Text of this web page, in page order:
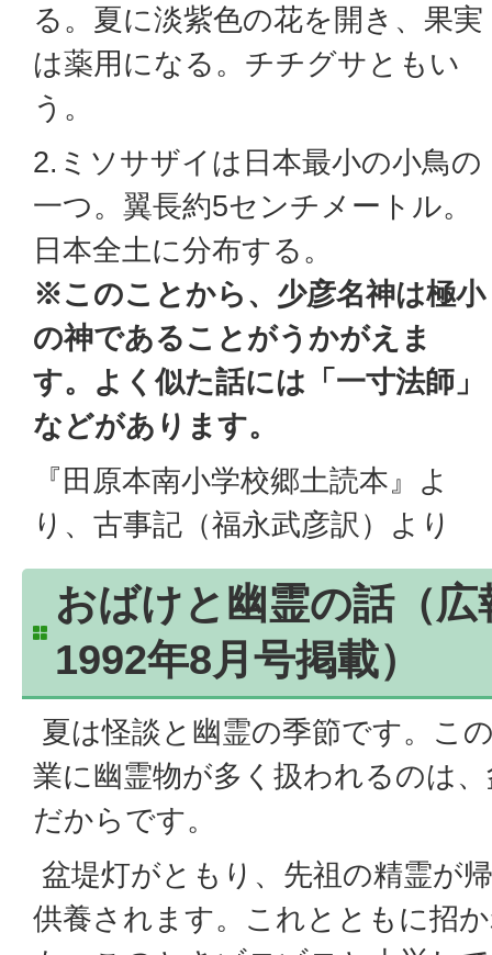
る。夏に淡紫色の花を開き、果実
は薬用になる。チチグサともい
う。
2.ミソサザイは日本最小の小鳥の
一つ。翼長約5センチメートル。
日本全土に分布する。
※このことから、少彦名神は極小
の神であることがうかがえま
す。よく似た話には「一寸法師」
などがあります。
『田原本南小学校郷土読本』よ
り、古事記（福永武彦訳）より
おばけと幽霊の話（
1992年8月号掲載）
夏は怪談と幽霊の季節です。こ
業に幽霊物が多く扱われるのは
だからです。
盆堤灯がともり、先祖の精霊が
供養されます。これとともに招